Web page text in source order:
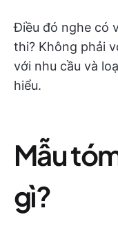
Điều đó nghe có
thi? Không phải
với nhu cầu và
hiểu.
Mẫu
gì?